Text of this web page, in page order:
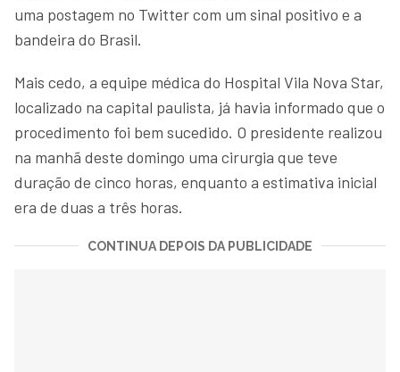
uma postagem no Twitter com um sinal positivo e a
bandeira do Brasil.
Mais cedo, a equipe médica do Hospital Vila Nova Star,
localizado na capital paulista, já havia informado que o
procedimento foi bem sucedido. O presidente realizou
na manhã deste domingo uma cirurgia que teve
duração de cinco horas, enquanto a estimativa inicial
era de duas a três horas.
CONTINUA DEPOIS DA PUBLICIDADE